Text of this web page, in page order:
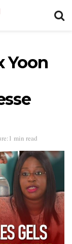
Yoon
min read